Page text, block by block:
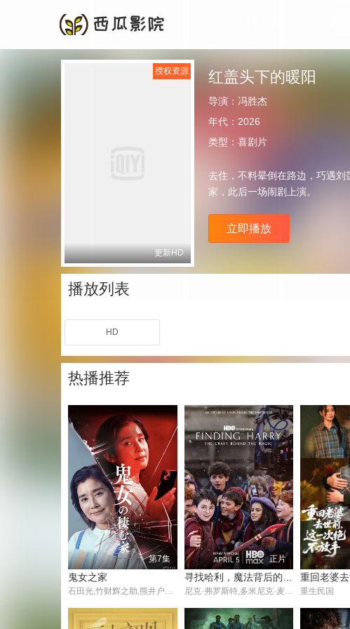
更新HD
授权资源 红盖头下的暖阳
导演： 冯胜杰
年代： 2026
类型： 喜剧片
去住，不料晕倒在路边，巧遇
家，此后一场闹剧上演。
立即播放
播放列表
HD
热播推荐
第7集
鬼女之家
正片
尼克·弗罗斯特,多米尼克·麦克劳克林,阿拉贝拉·斯坦顿,阿拉斯泰尔·斯托特,约翰·利思戈,珍妮特·麦克蒂尔,帕帕·厄希度 重生民国